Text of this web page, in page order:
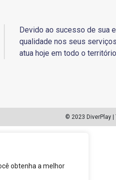
obtenha a melhor
Devido ao sucesso de sua
qualidade nos seus
atua hoje em todo o
© 2023 DiverPlay |